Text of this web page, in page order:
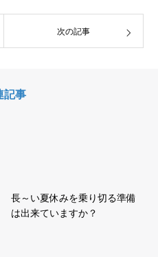
次の記事
記事
長～い夏休みを乗り切る準備
は出来ていますか？